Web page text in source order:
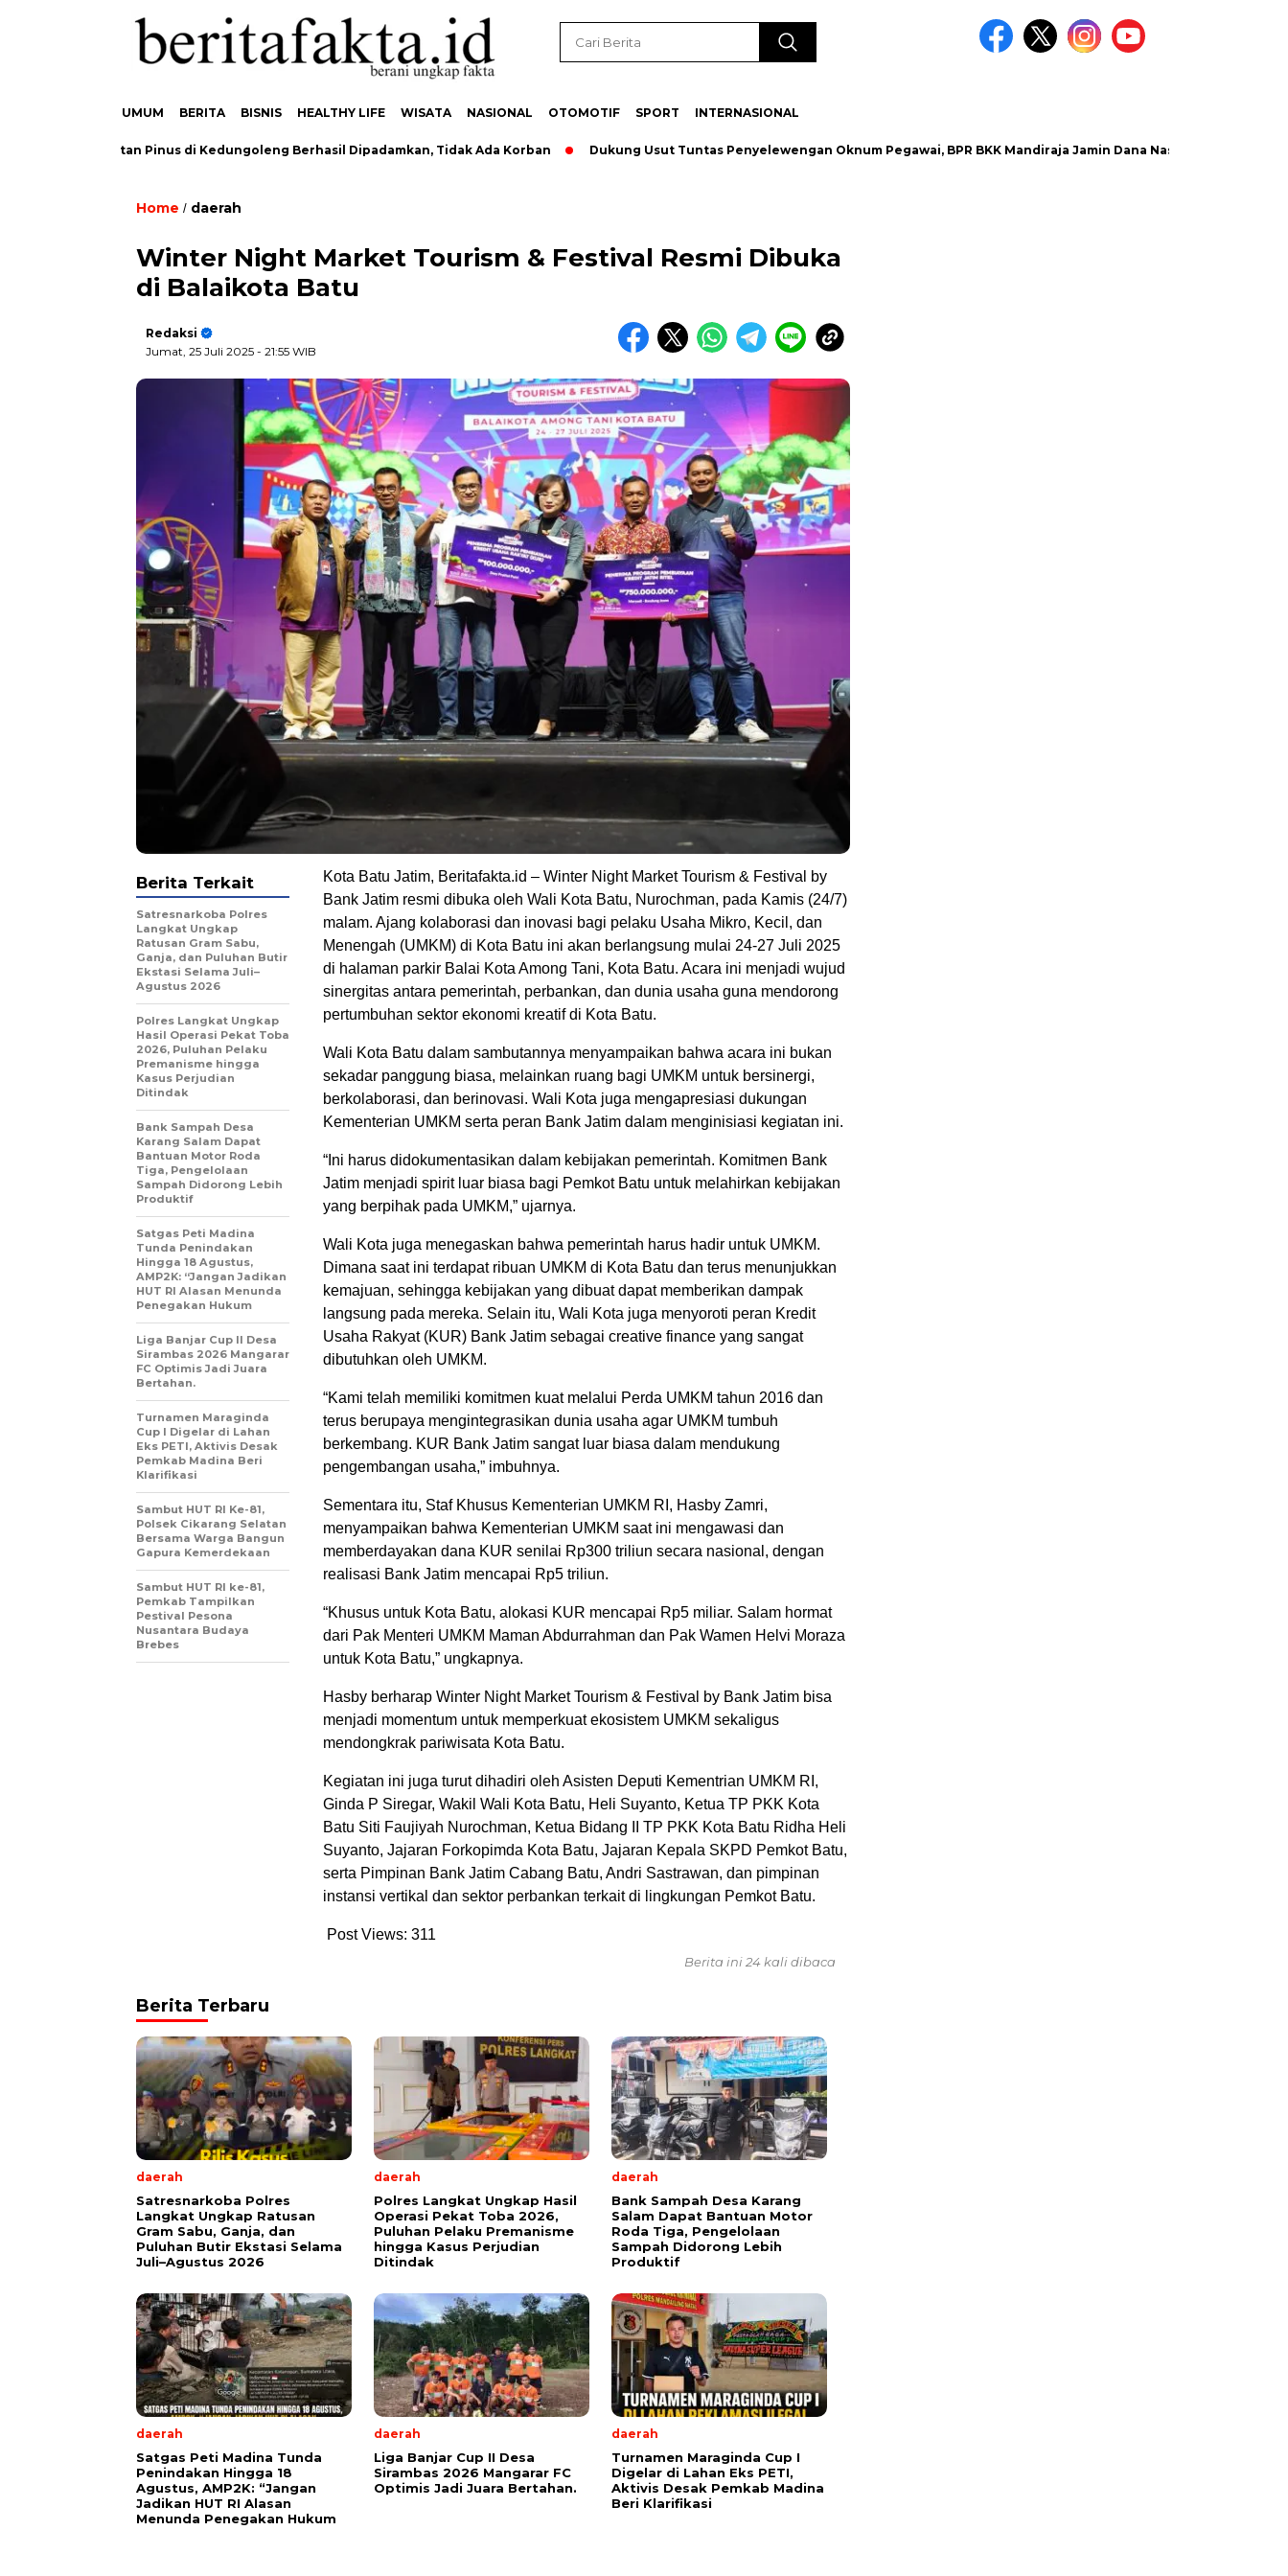
UMUM BERITA BISNIS HEALTHY LIFE WISATA NASIONAL OTOMOTIF SPORT INTERNASIONAL
Hutan Pinus di Kedungoleng Berhasil Dipadamkan, Tidak Ada Korban Dukung Usut Tuntas Penyelewengan Oknum Pegawai, BPR BKK Mandiraja Jamin Dana Nasabah Aman
Home / daerah
Winter Night Market Tourism & Festival Resmi Dibuka
di Balaikota Batu
Redaksi
Jumat, 25 Juli 2025 - 21:55 WIB
Kota Batu Jatim, Beritafakta.id – Winter Night Market Tourism & Festival by
Bank Jatim resmi dibuka oleh Wali Kota Batu, Nurochman, pada Kamis (24/7)
malam. Ajang kolaborasi dan inovasi bagi pelaku Usaha Mikro, Kecil, dan
Menengah (UMKM) di Kota Batu ini akan berlangsung mulai 24-27 Juli 2025
di halaman parkir Balai Kota Among Tani, Kota Batu. Acara ini menjadi wujud
sinergitas antara pemerintah, perbankan, dan dunia usaha guna mendorong
pertumbuhan sektor ekonomi kreatif di Kota Batu.
Wali Kota Batu dalam sambutannya menyampaikan bahwa acara ini bukan
sekadar panggung biasa, melainkan ruang bagi UMKM untuk bersinergi,
berkolaborasi, dan berinovasi. Wali Kota juga mengapresiasi dukungan
Kementerian UMKM serta peran Bank Jatim dalam menginisiasi kegiatan ini.
“Ini harus didokumentasikan dalam kebijakan pemerintah. Komitmen Bank
Jatim menjadi spirit luar biasa bagi Pemkot Batu untuk melahirkan kebijakan
yang berpihak pada UMKM,” ujarnya.
Wali Kota juga menegaskan bahwa pemerintah harus hadir untuk UMKM.
Dimana saat ini terdapat ribuan UMKM di Kota Batu dan terus menunjukkan
kemajuan, sehingga kebijakan yang dibuat dapat memberikan dampak
langsung pada mereka. Selain itu, Wali Kota juga menyoroti peran Kredit
Usaha Rakyat (KUR) Bank Jatim sebagai creative finance yang sangat
dibutuhkan oleh UMKM.
“Kami telah memiliki komitmen kuat melalui Perda UMKM tahun 2016 dan
terus berupaya mengintegrasikan dunia usaha agar UMKM tumbuh
berkembang. KUR Bank Jatim sangat luar biasa dalam mendukung
pengembangan usaha,” imbuhnya.
Sementara itu, Staf Khusus Kementerian UMKM RI, Hasby Zamri,
menyampaikan bahwa Kementerian UMKM saat ini mengawasi dan
memberdayakan dana KUR senilai Rp300 triliun secara nasional, dengan
realisasi Bank Jatim mencapai Rp5 triliun.
“Khusus untuk Kota Batu, alokasi KUR mencapai Rp5 miliar. Salam hormat
dari Pak Menteri UMKM Maman Abdurrahman dan Pak Wamen Helvi Moraza
untuk Kota Batu,” ungkapnya.
Hasby berharap Winter Night Market Tourism & Festival by Bank Jatim bisa
menjadi momentum untuk memperkuat ekosistem UMKM sekaligus
mendongkrak pariwisata Kota Batu.
Kegiatan ini juga turut dihadiri oleh Asisten Deputi Kementrian UMKM RI,
Ginda P Siregar, Wakil Wali Kota Batu, Heli Suyanto, Ketua TP PKK Kota
Batu Siti Faujiyah Nurochman, Ketua Bidang II TP PKK Kota Batu Ridha Heli
Suyanto, Jajaran Forkopimda Kota Batu, Jajaran Kepala SKPD Pemkot Batu,
serta Pimpinan Bank Jatim Cabang Batu, Andri Sastrawan, dan pimpinan
instansi vertikal dan sektor perbankan terkait di lingkungan Pemkot Batu.
Post Views: 311
Berita Terkait
Satresnarkoba Polres
Langkat Ungkap
Ratusan Gram Sabu,
Ganja, dan Puluhan Butir
Ekstasi Selama Juli–
Agustus 2026
Polres Langkat Ungkap
Hasil Operasi Pekat Toba
2026, Puluhan Pelaku
Premanisme hingga
Kasus Perjudian
Ditindak
Bank Sampah Desa
Karang Salam Dapat
Bantuan Motor Roda
Tiga, Pengelolaan
Sampah Didorong Lebih
Produktif
Satgas Peti Madina
Tunda Penindakan
Hingga 18 Agustus,
AMP2K: “Jangan Jadikan
HUT RI Alasan Menunda
Penegakan Hukum
Liga Banjar Cup II Desa
Sirambas 2026 Mangarar
FC Optimis Jadi Juara
Bertahan.
Turnamen Maraginda
Cup I Digelar di Lahan
Eks PETI, Aktivis Desak
Pemkab Madina Beri
Klarifikasi
Sambut HUT RI Ke-81,
Polsek Cikarang Selatan
Bersama Warga Bangun
Gapura Kemerdekaan
Sambut HUT RI ke-81,
Pemkab Tampilkan
Pestival Pesona
Nusantara Budaya
Brebes
Berita ini 24 kali dibaca
Berita Terbaru
daerah
Satresnarkoba Polres
Langkat Ungkap Ratusan
Gram Sabu, Ganja, dan
Puluhan Butir Ekstasi Selama
Juli–Agustus 2026
daerah
Polres Langkat Ungkap Hasil
Operasi Pekat Toba 2026,
Puluhan Pelaku Premanisme
hingga Kasus Perjudian
Ditindak
daerah
Bank Sampah Desa Karang
Salam Dapat Bantuan Motor
Roda Tiga, Pengelolaan
Sampah Didorong Lebih
Produktif
daerah
Satgas Peti Madina Tunda
Penindakan Hingga 18
Agustus, AMP2K: “Jangan
Jadikan HUT RI Alasan
Menunda Penegakan Hukum
daerah
Liga Banjar Cup II Desa
Sirambas 2026 Mangarar FC
Optimis Jadi Juara Bertahan.
daerah
Turnamen Maraginda Cup I
Digelar di Lahan Eks PETI,
Aktivis Desak Pemkab Madina
Beri Klarifikasi